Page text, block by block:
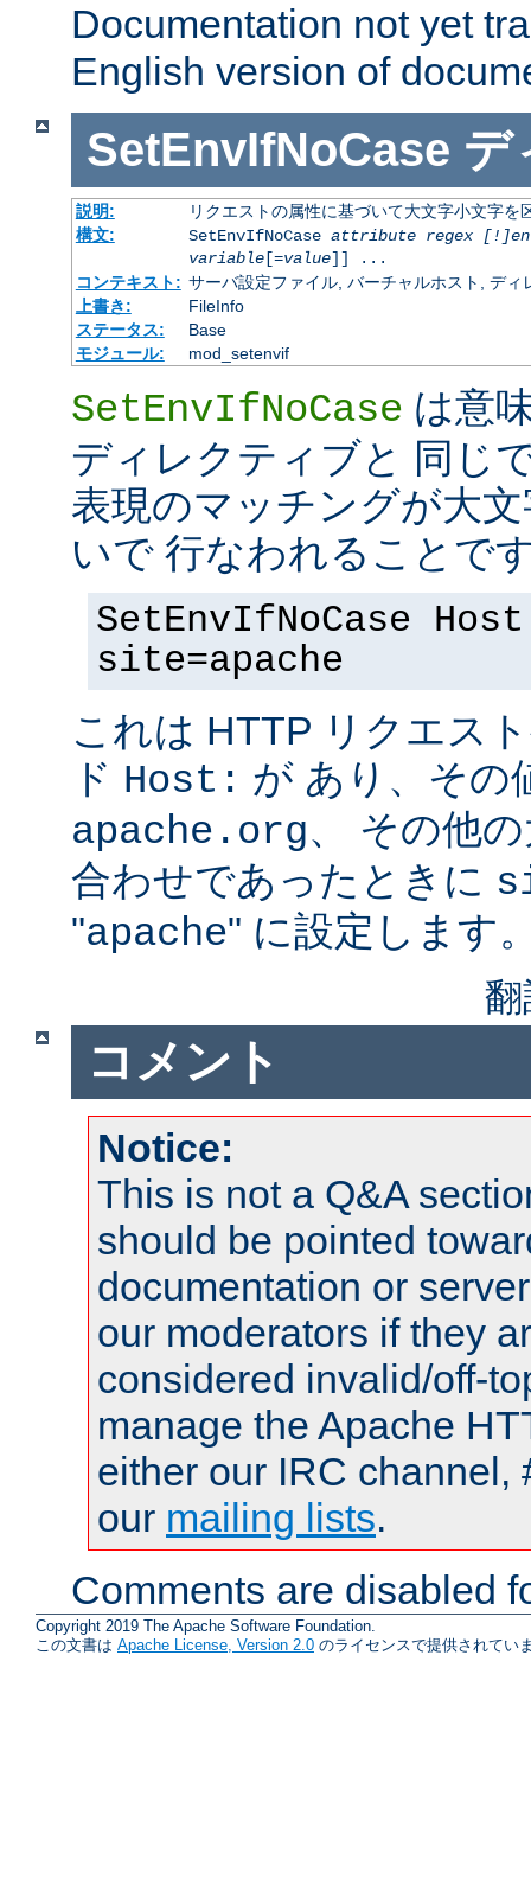
Documentation not yet
English version of
SetEnvIfNoCase デ
説明:
リクエストの属性に基づいて大文字小文字を
構文:
SetEnvIfNoCase attribute regex
variable[=value]] ...
コンテキスト: サーバ設定ファイル, バーチャルホスト, ディ
上書き:
FileInfo
ステータス:
Base
モジュール:
mod_setenvif
SetEnvIfNoCase は意
ディレクティブと 同じ
表現のマッチングが大
いで 行なわれることで
SetEnvIfNoCase
site=apache
これは HTTP リクエス
ド Host: が あり、その
apache.org、 その他
合わせであったときに
"apache" に設定します
コメント
Notice:
This is not a Q&A
should be pointed
documentation or
our moderators if they
considered invalid/off-
manage the Apache
either our IRC channel,
our mailing lists.
Comments are disabled
Copyright 2019 The Apache Software Foundation.
この文書は Apache License, Version 2.0 のライセンスで提供されてい